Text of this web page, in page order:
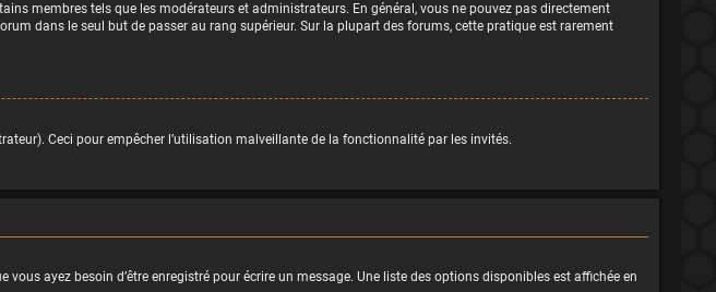
membres tels que les modérateurs et administrateurs. En général, vous ne pouvez pas directement
dans le seul but de passer au rang supérieur. Sur la plupart des forums, cette pratique est rarement
Ceci pour empêcher l’utilisation malveillante de la fonctionnalité par les invités.
ayez besoin d’être enregistré pour écrire un message. Une liste des options disponibles est affichée en